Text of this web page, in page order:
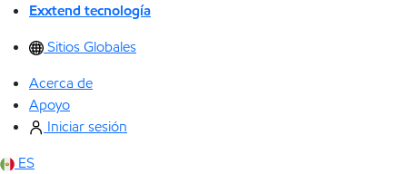
Exxtend tecnología
Sitios Globales
Acerca de
Apoyo
Iniciar sesión
ES